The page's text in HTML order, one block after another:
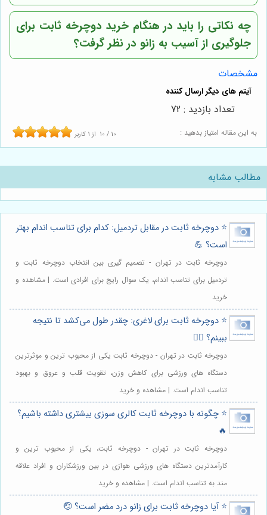
چه نکاتی را باید در هنگام خرید دوچرخه ثابت برای
جلوگیری از آسیب به زانو در نظر گرفت؟
مشخصات
به این مقاله امتیاز بدهید : 10 / 10 از 1 کاربر
تعداد بازدید : 72
مطالب مشابه
⭐️ دوچرخه ثابت در مقابل تردمیل: کدام برای تناسب اندام بهتر
است؟ 💪
دوچرخه ثابت در تهران - تصمیم گیری بین انتخاب دوچرخه ثابت و
تردمیل برای تناسب اندام، یک سوال رایج برای افرادی است. | مشاهده و
خرید
⭐️ دوچرخه ثابت برای لاغری: چقدر طول می‌کشد تا نتیجه
ببینم؟ 🚴‍♀️
دوچرخه ثابت در تهران - دوچرخه ثابت یکی از محبوب ترین و موثرترین
دستگاه های ورزشی برای کاهش وزن، تقویت قلب و عروق و بهبود
تناسب اندام است. | مشاهده و خرید
⭐️ چگونه با دوچرخه ثابت کالری سوزی بیشتری داشته باشیم؟
🔥
دوچرخه ثابت در تهران - دوچرخه ثابت، یکی از محبوب ترین و
کارآمدترین دستگاه های ورزشی هوازی در بین ورزشکاران و افراد علاقه
مند به تناسب اندام است. | مشاهده و خرید
⭐️ آیا دوچرخه ثابت برای زانو درد مضر است؟ 🤕